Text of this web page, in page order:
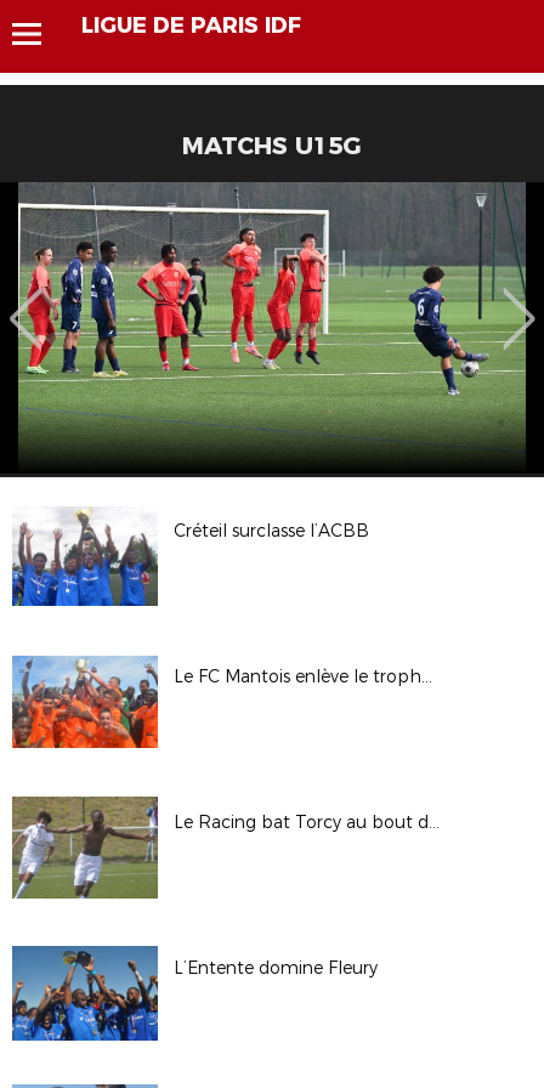
LIGUE DE PARIS IDF
MATCHS U15G
Créteil surclasse l’ACBB
Le FC Mantois enlève le trophée au CSL Aulnay
Le Racing bat Torcy au bout du suspense
L’Entente domine Fleury